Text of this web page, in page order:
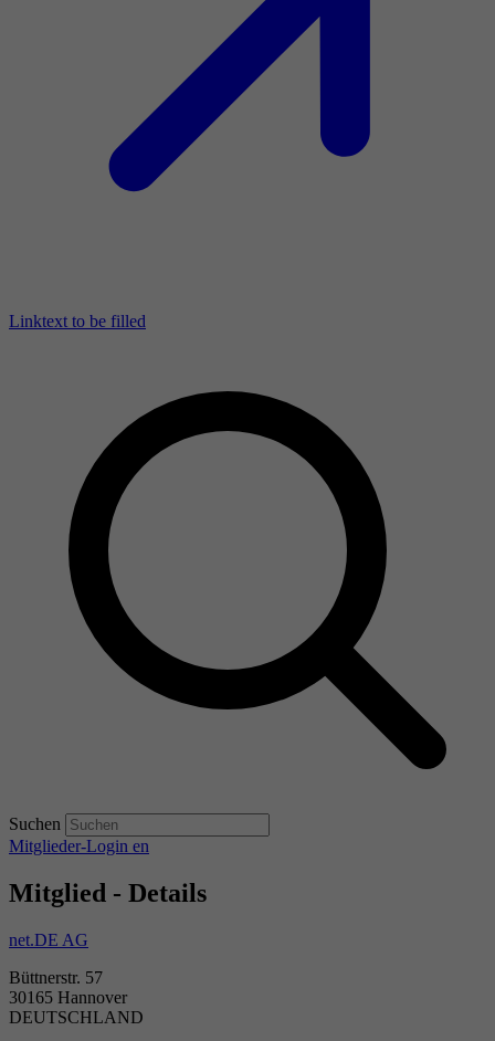
Linktext to be filled
Suchen
Mitglieder-Login en
Mitglied - Details
net.DE AG
Büttnerstr. 57
30165 Hannover
DEUTSCHLAND